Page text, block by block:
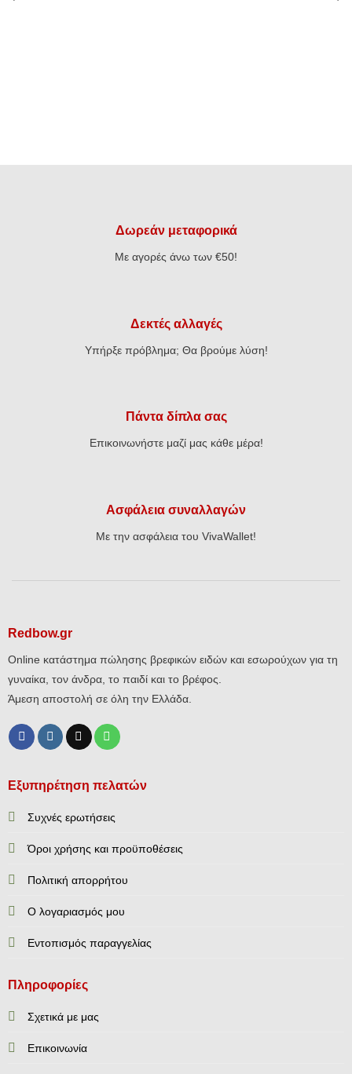
Δωρεάν μεταφορικά
Με αγορές άνω των €50!
Δεκτές αλλαγές
Υπήρξε πρόβλημα; Θα βρούμε λύση!
Πάντα δίπλα σας
Επικοινωνήστε μαζί μας κάθε μέρα!
Ασφάλεια συναλλαγών
Με την ασφάλεια του VivaWallet!
Redbow.gr
Online κατάστημα πώλησης βρεφικών ειδών και εσωρούχων για τη
γυναίκα, τον άνδρα, το παιδί και το βρέφος.
Άμεση αποστολή σε όλη την Ελλάδα.
Εξυπηρέτηση πελατών
Συχνές ερωτήσεις
Όροι χρήσης και προϋποθέσεις
Πολιτική απορρήτου
Ο λογαριασμός μου
Εντοπισμός παραγγελίας
Πληροφορίες
Σχετικά με μας
Επικοινωνία